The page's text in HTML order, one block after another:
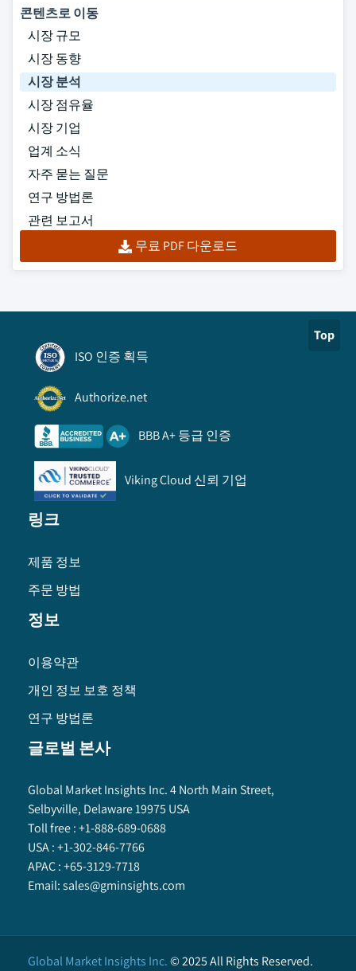
콘텐츠로 이동
시장 규모
시장 동향
시장 분석
시장 점유율
시장 기업
업계 소식
자주 묻는 질문
연구 방법론
관련 보고서
무료 PDF 다운로드
Top
ISO 인증 획득
Authorize.net
BBB A+ 등급 인증
Viking Cloud 신뢰 기업
링크
제품 정보
주문 방법
정보
이용약관
개인 정보 보호 정책
연구 방법론
글로벌 본사
Global Market Insights Inc. 4 North Main Street,
Selbyville, Delaware 19975 USA
Toll free :+1-888-689-0688
USA :+1-302-846-7766
APAC :+65-3129-7718
Email:sales@gminsights.com
Global Market Insights Inc.©2025All Rights Reserved.